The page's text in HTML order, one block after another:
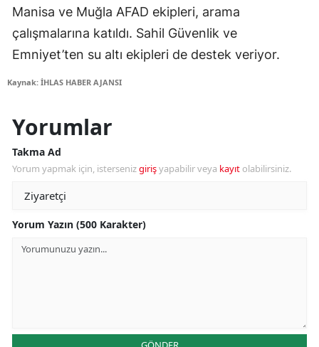
Manisa ve Muğla AFAD ekipleri, arama
çalışmalarına katıldı. Sahil Güvenlik ve
Emniyet’ten su altı ekipleri de destek veriyor.
Kaynak: İHLAS HABER AJANSI
Yorumlar
Takma Ad
Yorum yapmak için, istersenizgirişyapabilir veya kayıt olabilirsiniz.
Yorum Yazın (500 Karakter)